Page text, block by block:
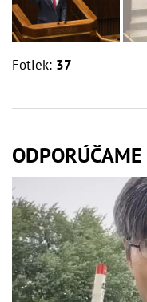
Fotiek: 37
ODPORÚČAME